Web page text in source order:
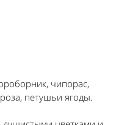
чипорас,
петушьи ягоды.